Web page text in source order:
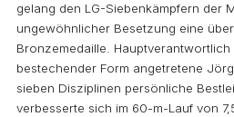
gelang den LG-Siebenkämpfern der
ungewöhnlicher Besetzung eine
Bronzemedaille.
bestechender Form angetretene
sieben Disziplinen persönliche
verbesserte sich im 60-m-Lauf von